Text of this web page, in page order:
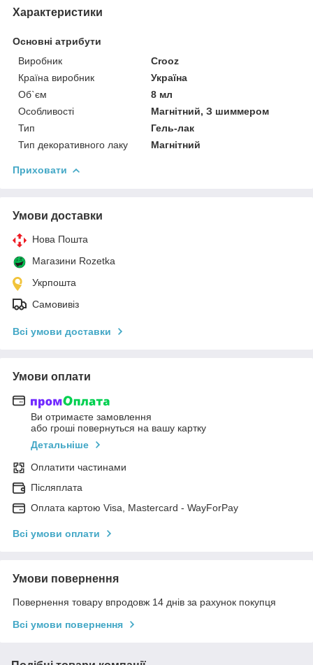
Характеристики
Основні атрибути
Виробник
Crooz
Країна виробник
Україна
Об`єм
8 мл
Особливості
Магнітний, З шиммером
Тип
Гель-лак
Тип декоративного лаку
Магнітний
Приховати
Умови доставки
Нова Пошта
Магазини Rozetka
Укрпошта
Самовивіз
Всі умови доставки
Умови оплати
Ви отримаєте замовлення
або гроші повернуться на вашу картку
Детальніше
Оплатити частинами
Післяплата
Оплата картою Visa, Mastercard - WayForPay
Всі умови оплати
Умови повернення
Повернення товару впродовж 14 днів за рахунок покупця
Всі умови повернення